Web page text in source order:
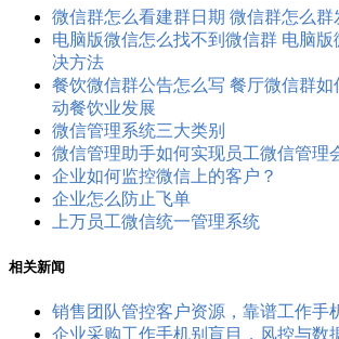
微信群怎么看建群日期 微信群怎么群
电脑版微信怎么找不到微信群 电脑
决方法
餐饮微信群公告怎么写 餐厅微信群
动餐饮业发展
微信管理系统三大类别
微信管理助手如何实现员工微信管理
企业如何监控微信上的客户？
企业怎么防止飞单
上万员工微信统一管理系统
相关新闻
销售团队管控客户资源，靠谱工作手
企业采购工作手机别盲目，风控与数